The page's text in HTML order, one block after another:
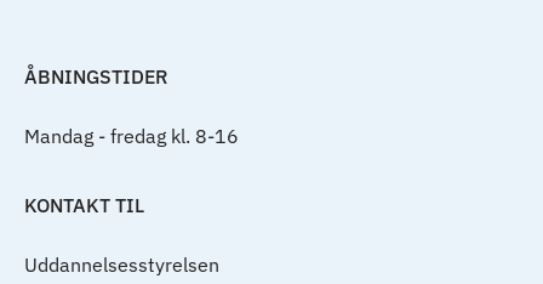
ÅBNINGSTIDER
Mandag - fredag kl. 8-16
KONTAKT TIL
Uddannelsesstyrelsen